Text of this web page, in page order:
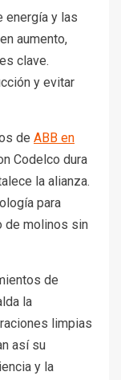
energía y las
aumento,
clave.
y evitar
de ABB en
Codelco dura
la alianza.
para
de molinos sin
de
la
limpias
así su
y la